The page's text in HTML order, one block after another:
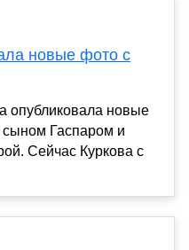
новые фото с
опубликовала новые
сыном Гаспаром и
Сейчас Куркова с